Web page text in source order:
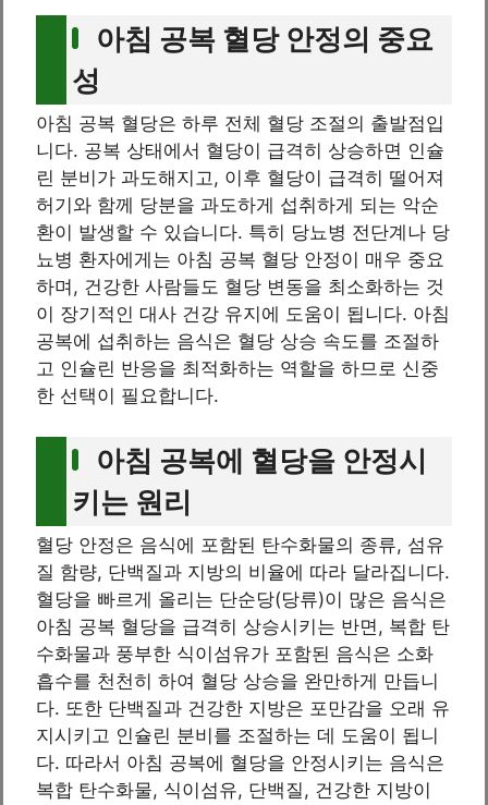
아침 공복 혈당 안정의 중요
성
아침 공복 혈당은 하루 전체 혈당 조절의 출발점입
니다. 공복 상태에서 혈당이 급격히 상승하면 인슐
린 분비가 과도해지고, 이후 혈당이 급격히 떨어져
허기와 함께 당분을 과도하게 섭취하게 되는 악순
환이 발생할 수 있습니다. 특히 당뇨병 전단계나 당
뇨병 환자에게는 아침 공복 혈당 안정이 매우 중요
하며, 건강한 사람들도 혈당 변동을 최소화하는 것
이 장기적인 대사 건강 유지에 도움이 됩니다. 아침
공복에 섭취하는 음식은 혈당 상승 속도를 조절하
고 인슐린 반응을 최적화하는 역할을 하므로 신중
한 선택이 필요합니다.
아침 공복에 혈당을 안정시
키는 원리
혈당 안정은 음식에 포함된 탄수화물의 종류, 섬유
질 함량, 단백질과 지방의 비율에 따라 달라집니다.
혈당을 빠르게 올리는 단순당(당류)이 많은 음식은
아침 공복 혈당을 급격히 상승시키는 반면, 복합 탄
수화물과 풍부한 식이섬유가 포함된 음식은 소화
흡수를 천천히 하여 혈당 상승을 완만하게 만듭니
다. 또한 단백질과 건강한 지방은 포만감을 오래 유
지시키고 인슐린 분비를 조절하는 데 도움이 됩니
다. 따라서 아침 공복에 혈당을 안정시키는 음식은
복합 탄수화물, 식이섬유, 단백질, 건강한 지방이